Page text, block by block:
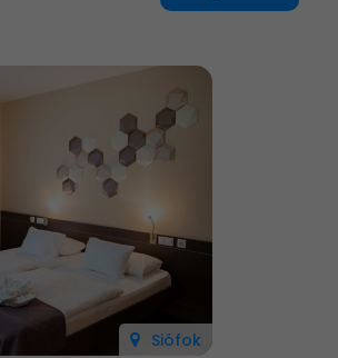
Siófok